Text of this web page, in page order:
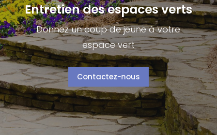
Entretien des espaces verts
Donnez un coup de jeune à votre
espace vert
Contactez-nous